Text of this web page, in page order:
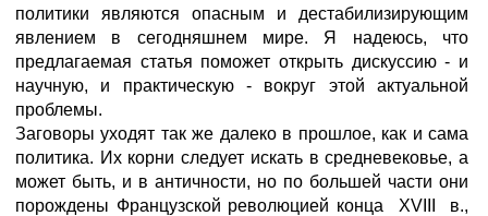
политики являются опасным и дестабилизирующим
явлением в сегодняшнем мире. Я надеюсь, что
предлагаемая статья поможет открыть дискуссию - и
научную, и практическую - вокруг этой актуальной
проблемы.
Заговоры уходят так же далеко в прошлое, как и сама
политика. Их корни следует искать в средневековье, а
может быть, и в античности, но по большей части они
порождены Французской революцией конца XVIII в.,